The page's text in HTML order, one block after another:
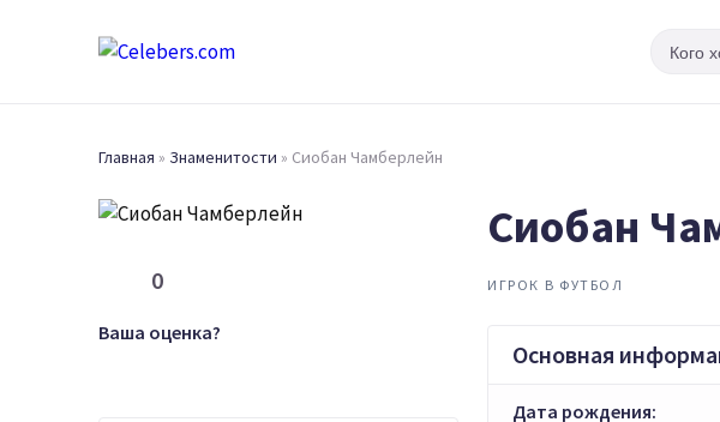
Главная » Знаменитости » Сиобан Чамберлейн
0
Ваша оценка?
Сиобан
ИГРОК В ФУТБОЛ
Основная
Дата рождения: